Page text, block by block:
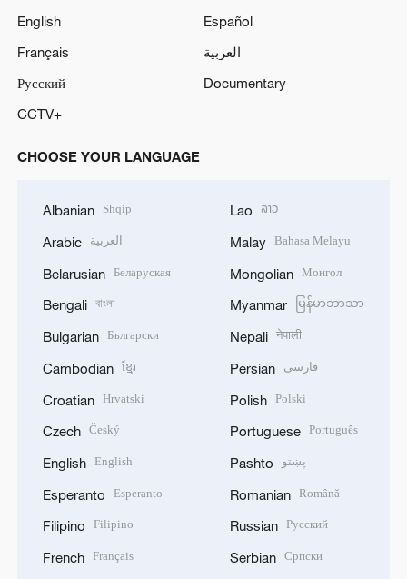
English
Español
Français
العربية
Русский
Documentary
CCTV+
CHOOSE YOUR LANGUAGE
Albanian Shqip
Arabic العربية
Belarusian Беларуская
Bengali বাংলা
Bulgarian Български
Cambodian ខ្មែរ
Croatian Hrvatski
Czech Český
English English
Esperanto Esperanto
Filipino Filipino
French Français
Lao ລາວ
Malay Bahasa Melayu
Mongolian Монгол
Myanmar မြန်မာဘာသာ
Nepali नेपाली
Persian فارسی
Polish Polski
Portuguese Português
Pashto پښتو
Romanian Română
Russian Русский
Serbian Српски